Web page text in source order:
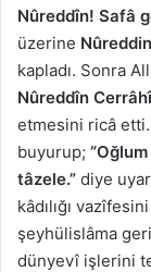
Nûreddîn! Safâ
üzerine
kapladı. Sonra
Nûreddîn Cerrâhî
etmesini ricâ etti.
buyurup;
tâzele.” diye
kâdılığı
şeyhülislâma
dünyevî işlerini